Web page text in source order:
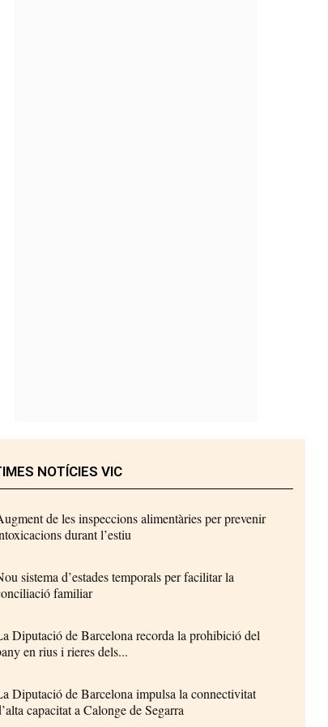
NOTÍCIES VIC
de les inspeccions alimentàries per prevenir
durant l’estiu
sistema d’estades temporals per facilitar la
familiar
Diputació de Barcelona recorda la prohibició del
en rius i rieres dels...
Diputació de Barcelona impulsa la connectivitat
capacitat a Calonge de Segarra